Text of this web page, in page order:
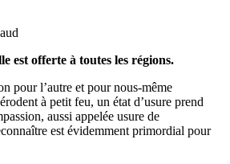
est offerte à toutes les régions.
pour l’autre et pour nous-même
à petit feu, un état d’usure prend
aussi appelée usure de
est évidemment primordial pour